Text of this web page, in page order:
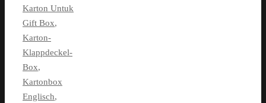
Karton Untuk
Gift Box,
Karton-
Klappdeckel-
Box,
Kartonbox
Englisch,